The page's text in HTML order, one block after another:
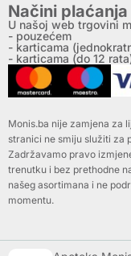
Načini plaćanja
U našoj web trgovini
- pouzećem
- karticama
- karticama (do 12
Monis.ba nije zamjena za
stranici ne smiju služiti za
Zadržavamo pravo
trenutku i bez prethodne
našeg asortimana i ne
momentu.